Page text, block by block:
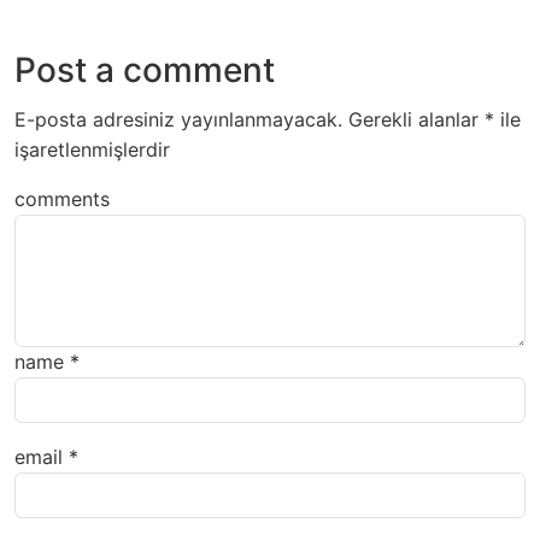
Post a comment
E-posta adresiniz yayınlanmayacak. Gerekli alanlar * ile
işaretlenmişlerdir
comments
name *
email *